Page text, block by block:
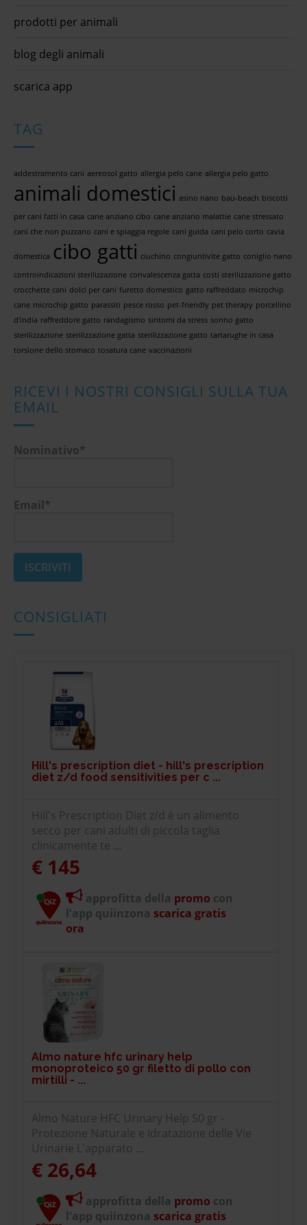
prodotti per animali
blog degli animali
scarica app
TAG
addestramento cani aereosol gatto allergia pelo cane allergia pelo gatto
animali domestici asino nano bau-beach biscotti
per cani fatti in casa cane anziano cibo cane anziano malattie cane stressato
cani che non puzzano cani e spiaggia regole cani guida cani pelo corto cavia
domestica cibo gatti ciuchino congiuntivite gatto coniglio nano
controindicazioni sterilizzazione convalescenza gatta costi sterilizzazione gatto
crocchette cani dolci per cani furetto domestico gatto raffreddato microchip
cane microchip gatto parassiti pesce rosso pet-friendly pet therapy porcellino
d'india raffreddore gatto randagismo sintomi da stress sonno gatto
sterilizzazione sterilizzazione gatta sterilizzazione gatto tartarughe in casa
torsione dello stomaco tosatura cane vaccinazioni
RICEVI I NOSTRI CONSIGLI SULLA TUA
EMAIL
Nominativo*
Email*
CONSIGLIATI
Hill's prescription diet - hill's prescription
diet z/d food sensitivities per c ...
Hill's Prescription Diet z/d è un alimento
secco per cani adulti di piccola taglia
clinicamente te ...
€ 145
approfitta della promo con
l'app quiinzona scarica gratis
ora
Almo nature hfc urinary help
monoproteico 50 gr filetto di pollo con
mirtilli - ...
Almo Nature HFC Urinary Help 50 gr -
Protezione Naturale e Idratazione delle Vie
Urinarie L'apparato ...
€ 26,64
approfitta della promo con
l'app quiinzona scarica gratis